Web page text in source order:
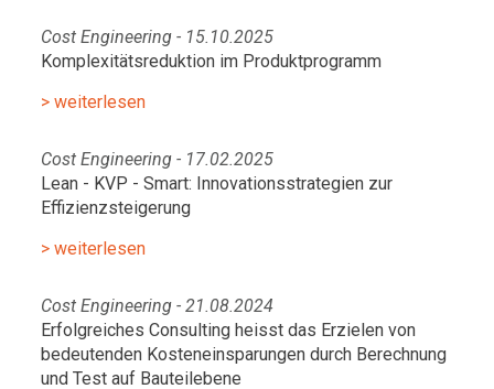
Cost Engineering - 15.10.2025
Komplexitätsreduktion im Produktprogramm
> weiterlesen
Cost Engineering - 17.02.2025
Lean - KVP - Smart: Innovationsstrategien zur
Effizienzsteigerung
> weiterlesen
Cost Engineering - 21.08.2024
Erfolgreiches Consulting heisst das Erzielen von
bedeutenden Kosteneinsparungen durch Berechnung
und Test auf Bauteilebene